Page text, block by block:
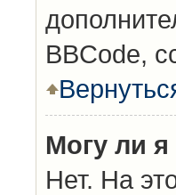
BBCode,
Могу ли я
Нет. На